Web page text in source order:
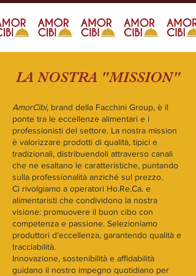
LA NOSTRA "MISSION"
AmorCibi, brand della Facchini Group, è il
ponte tra le eccellenze alimentari e i
professionisti del settore. La nostra mission
è valorizzare prodotti di qualità, tipici e
tradizionali, distribuendoli attraverso canali
che ne esaltano le caratteristiche, puntando
sulla professionalità anziché sul prezzo.
Ci rivolgiamo a operatori Ho.Re.Ca. e
alimentaristi che condividono la nostra
visione: promuovere il buon cibo con
competenza e passione. Selezioniamo
produttori d’eccellenza, garantendo qualità e
tracciabilità.
Innovazione, sostenibilità e affidabilità
guidano il nostro impegno quotidiano per